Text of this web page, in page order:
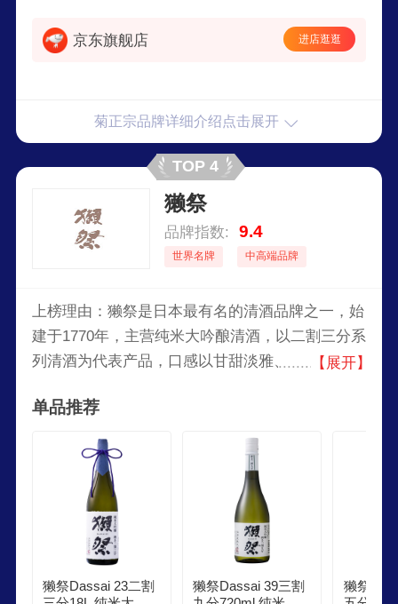
京东旗舰店 进店逛逛
菊正宗品牌详细介绍点击展开
TOP 4
獭祭
品牌指数: 9.4
世界名牌 中高端品牌
上榜理由：獭祭是日本最有名的清酒品牌之一，始
建于1770年，主营纯米大吟酿清酒，以二割三分系
列清酒为代表产品，口感以甘甜淡雅、带有水果清
【展开】
单品推荐
獭祭Dassai 23二割
獭祭Dassai 39三割
獭祭